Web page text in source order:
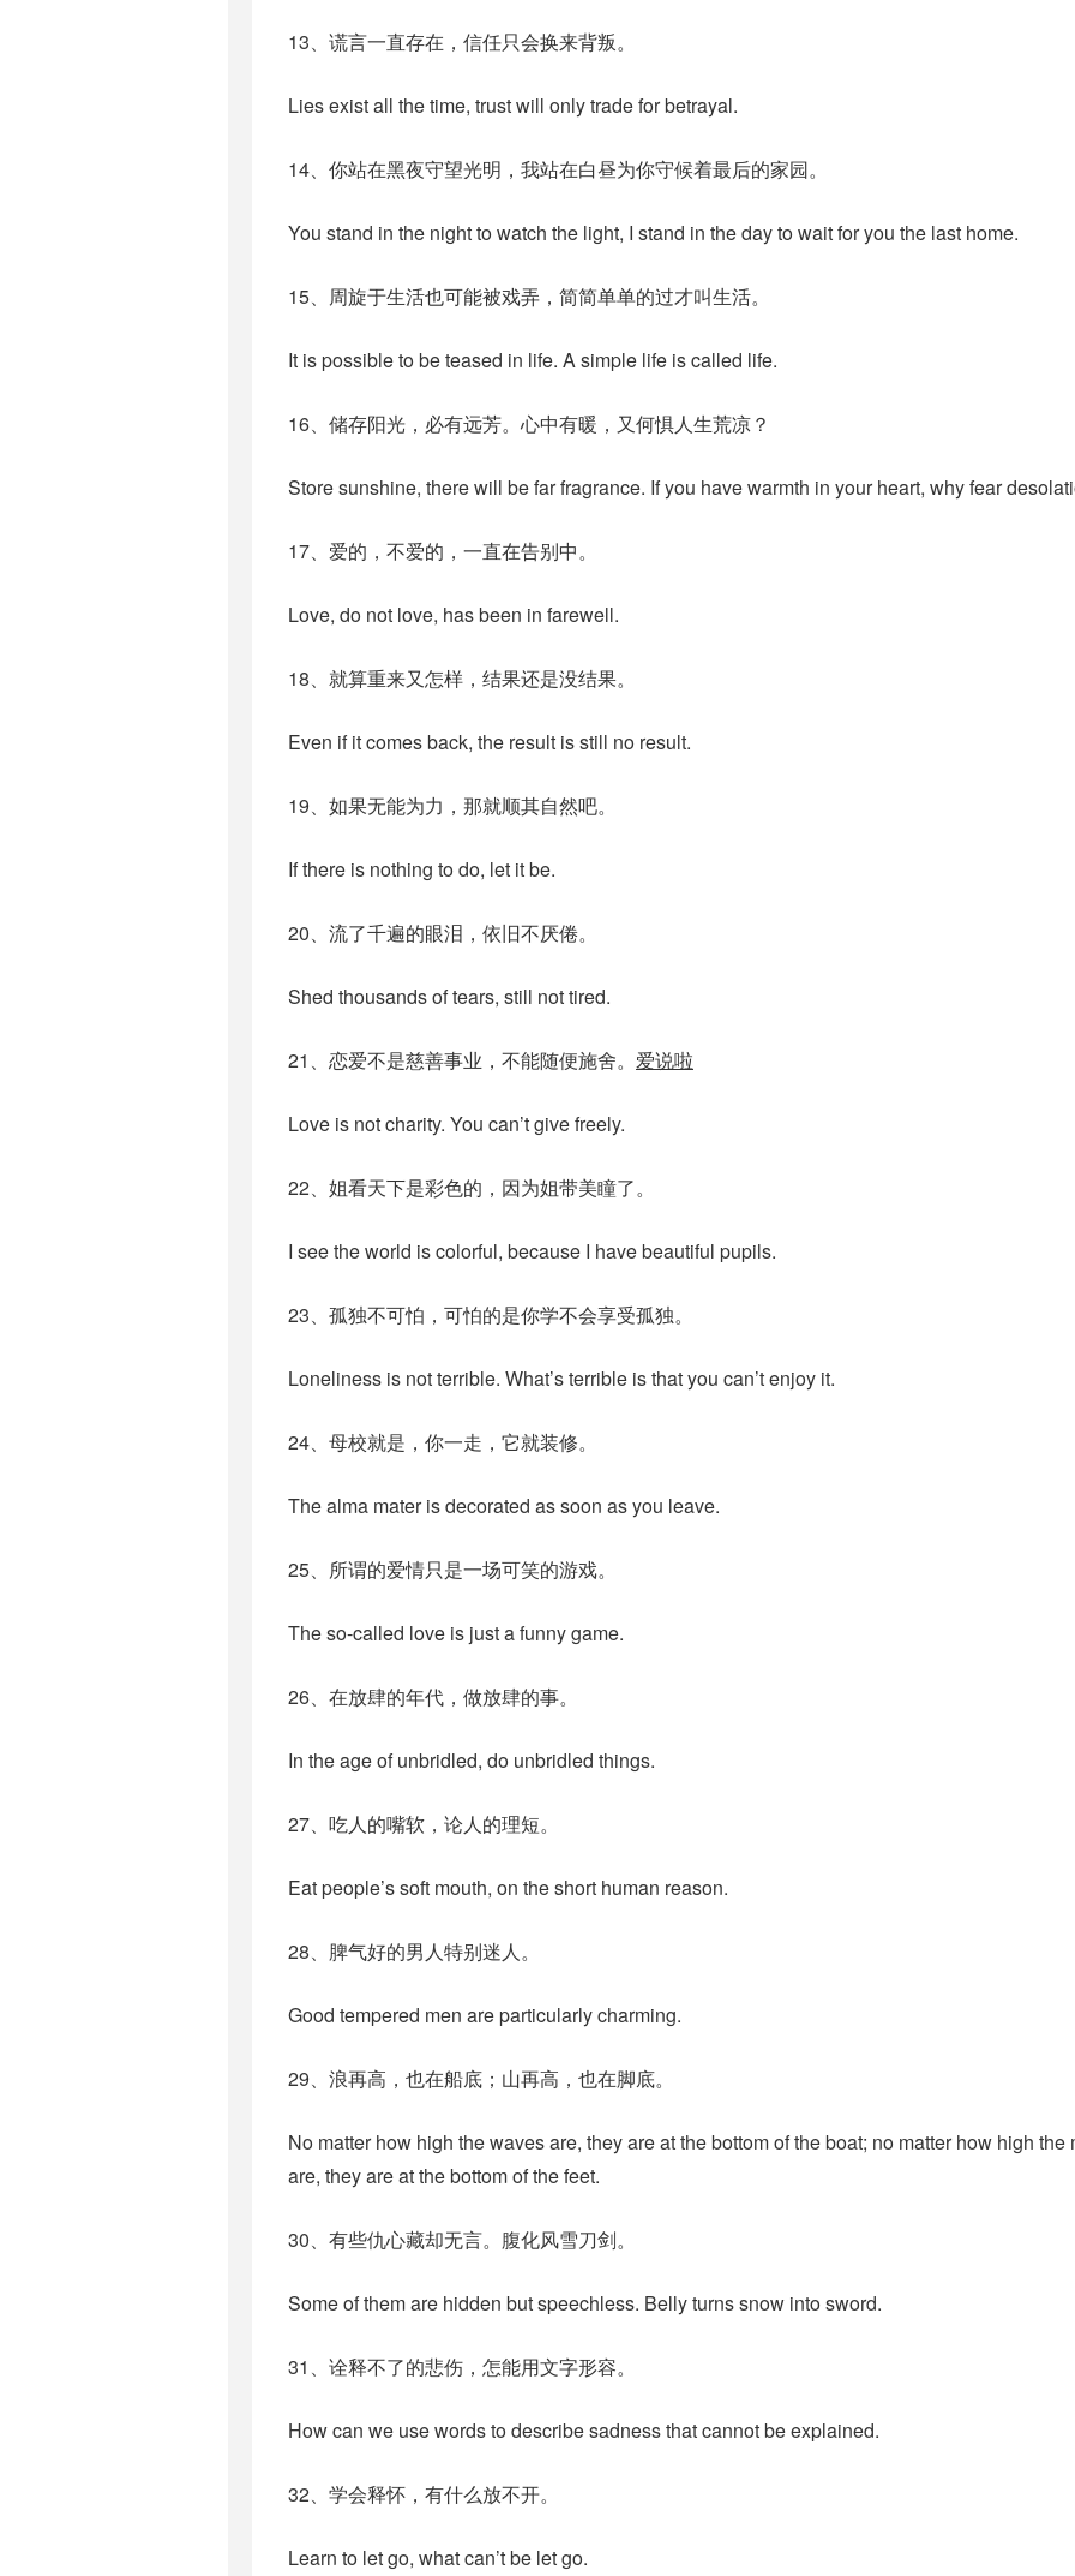
13、谎言一直存在，信任只会换来背叛。
Lies exist all the time, trust will only trade for betrayal.
14、你站在黑夜守望光明，我站在白昼为你守候着最后的家园。
You stand in the night to watch the light, I stand in the day to wait for you the last home.
15、周旋于生活也可能被戏弄，简简单单的过才叫生活。
It is possible to be teased in life. A simple life is called life.
16、储存阳光，必有远芳。心中有暖，又何惧人生荒凉？
Store sunshine, there will be far fragrance. If you have warmth in your heart, why fear
17、爱的，不爱的，一直在告别中。
Love, do not love, has been in farewell.
18、就算重来又怎样，结果还是没结果。
Even if it comes back, the result is still no result.
19、如果无能为力，那就顺其自然吧。
If there is nothing to do, let it be.
20、流了千遍的眼泪，依旧不厌倦。
Shed thousands of tears, still not tired.
21、恋爱不是慈善事业，不能随便施舍。 爱说啦
Love is not charity. You can’t give freely.
22、姐看天下是彩色的，因为姐带美瞳了。
I see the world is colorful, because I have beautiful pupils.
23、孤独不可怕，可怕的是你学不会享受孤独。
Loneliness is not terrible. What’s terrible is that you can’t enjoy it.
24、母校就是，你一走，它就装修。
The alma mater is decorated as soon as you leave.
25、所谓的爱情只是一场可笑的游戏。
The so-called love is just a funny game.
26、在放肆的年代，做放肆的事。
In the age of unbridled, do unbridled things.
27、吃人的嘴软，论人的理短。
Eat people’s soft mouth, on the short human reason.
28、脾气好的男人特别迷人。
Good tempered men are particularly charming.
29、浪再高，也在船底；山再高，也在脚底。
No matter how high the waves are, they are at the bottom of the boat; no matter how high the
are, they are at the bottom of the feet.
30、有些仇心藏却无言。腹化风雪刀剑。
Some of them are hidden but speechless. Belly turns snow into sword.
31、诠释不了的悲伤，怎能用文字形容。
How can we use words to describe sadness that cannot be explained.
32、学会释怀，有什么放不开。
Learn to let go, what can’t be let go.